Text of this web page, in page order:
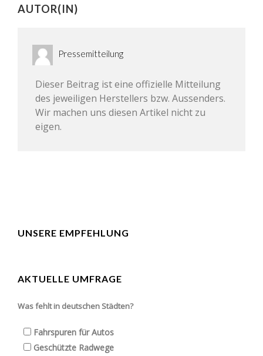
AUTOR(IN)
Pressemitteilung
Dieser Beitrag ist eine offizielle Mitteilung
des jeweiligen Herstellers bzw. Aussenders.
Wir machen uns diesen Artikel nicht zu
eigen.
UNSERE EMPFEHLUNG
AKTUELLE UMFRAGE
Was fehlt in deutschen Städten?
Fahrspuren für Autos
Geschützte Radwege